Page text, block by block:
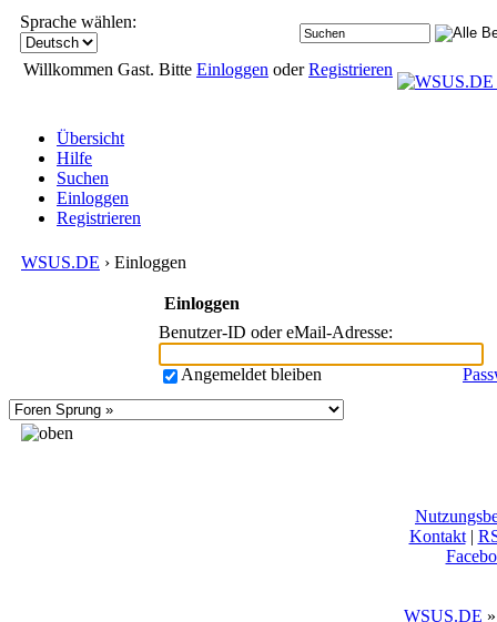
Sprache wählen:
Willkommen Gast. Bitte Einloggen oderRegistrieren
Übersicht
Hilfe
Suchen
Einloggen
Registrieren
WSUS.DE › Einloggen
Einloggen
Benutzer-ID oder eMail-Adresse:
Angemeldet bleiben
Kontakt|
WSUS.DE